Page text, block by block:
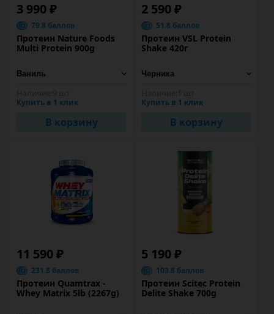
3 990 ₽
79.8 баллов
Протеин Nature Foods
Multi Protein 900g
Купить в 1 клик
В корзину
2 590 ₽
51.8 баллов
Протеин VSL Protein
Shake 420г
Купить в 1 клик
В корзину
11 590 ₽
231.8 баллов
Протеин Quamtrax -
Whey Matrix 5lb (2267g)
5 190 ₽
103.8 баллов
Протеин Scitec Protein
Delite Shake 700g